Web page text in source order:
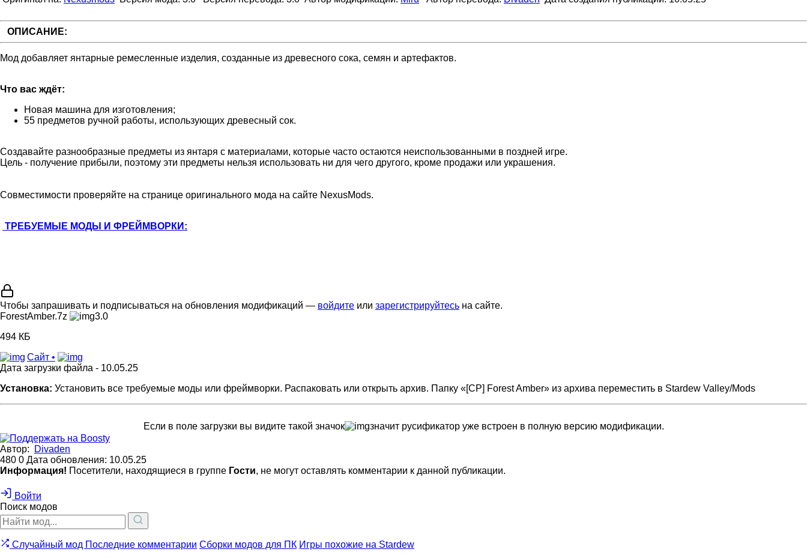
ОПИСАНИЕ:
Мод добавляет янтарные ремесленные изделия, созданные из древесного сока, семян и артефактов.
Что вас ждёт:
Новая машина для изготовления;
55 предметов ручной работы, использующих древесный сок.
Создавайте разнообразные предметы из янтаря с материалами, которые часто остаются неиспользованными в поздней игре.
Цель - получение прибыли, поэтому эти предметы нельзя использовать ни для чего другого, кроме продажи или украшения.
Совместимости проверяйте на странице оригинального мода на сайте NexusMods.
ТРЕБУЕМЫЕ МОДЫ И ФРЕЙМВОРКИ:
Чтобы запрашивать и подписываться на обновления модификаций — войдите или зарегистрируйтесь на сайте.
ForestAmber.7z
3.0
494 КБ
Сайт •
Дата загрузки файла - 10.05.25
Установка: Установить все требуемые моды или фреймворки. Распаковать или открыть архив. Папку «[CP] Forest Amber» из архива переместить в Stardew Valley/Mods
Если в поле загрузки вы видите такой значокㅤ ㅤзначит русификатор уже встроен в полную версию модификации.
Автор:
Divaden
480 0 Дата обновления: 10.05.25
Информация! Посетители, находящиеся в группе Гости, не могут оставлять комментарии к данной публикации.
Войти
Поиск модов
Случайный мод Последние комментарии Сборки модов для ПК Игры похожие на Stardew